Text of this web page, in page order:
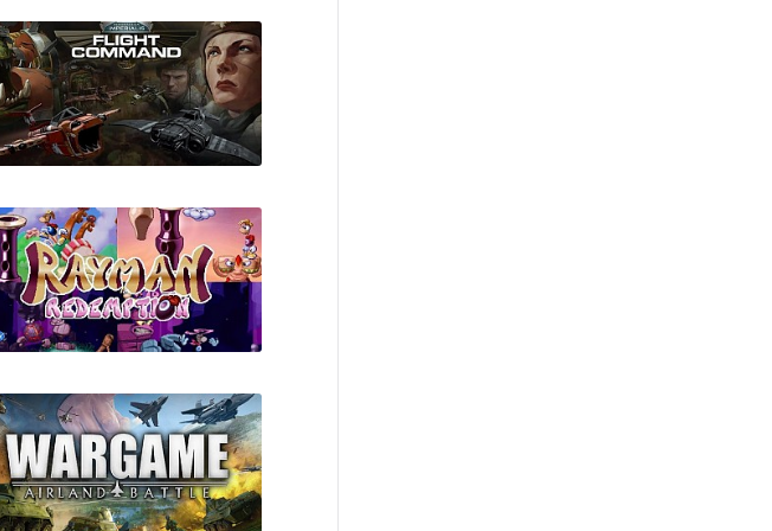
Aeronautica Imperialis: